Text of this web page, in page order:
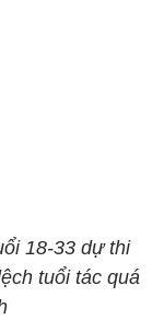
18-33 dự thi
tuổi tác quá